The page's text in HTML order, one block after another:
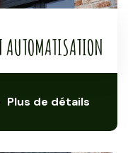
Plus de détails
AUTOMATISATION